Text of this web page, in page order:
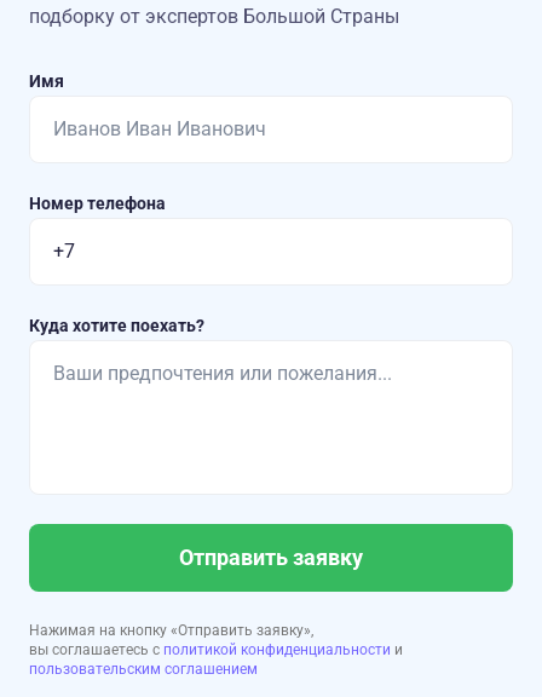
подборку от экспертов Большой Страны
Имя
Номер телефона
Куда хотите поехать?
Отправить заявку
Нажимая на кнопку «Отправить заявку»,
вы соглашаетесь с политикой конфиденциальности и
пользовательским соглашением